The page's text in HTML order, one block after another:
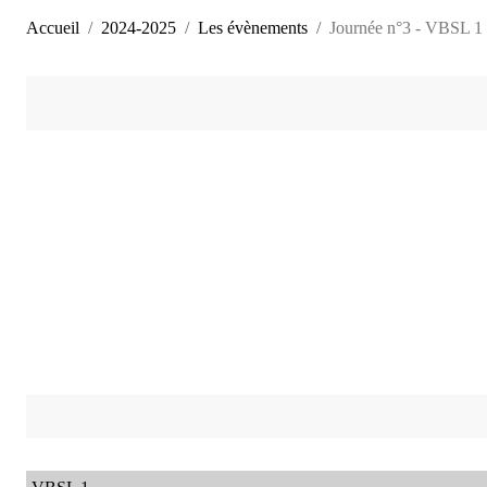
Accueil 2024-2025 Les évènements Journée n°3 - VBSL